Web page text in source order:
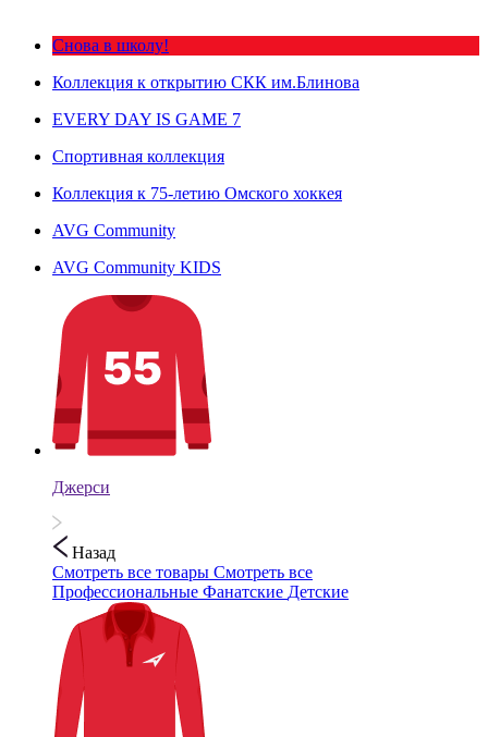
Снова в школу!
Коллекция к открытию СКК им.Блинова
EVERY DAY IS GAME 7
Спортивная коллекция
Коллекция к 75-летию Омского хоккея
AVG Community
AVG Community KIDS
Джерси
Назад
Смотреть все товары Смотреть все
Профессиональные Фанатские Детские